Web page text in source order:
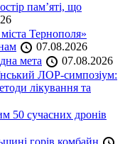
пам’яті, що
Тернополя»
07.08.2026
мета
07.08.2026
ЛОР-симпозіум:
лікування та
50 сучасних дронів